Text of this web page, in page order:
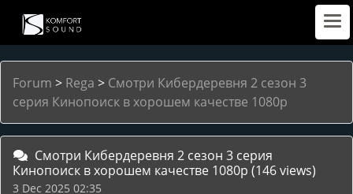
Forum > Rega > Смотри Кибердеревня 2 сезон 3
серия Кинопоиск в хорошем качестве 1080p
Смотри Кибердеревня 2 сезон 3 серия
Кинопоиск в хорошем качестве 1080p (146 views)
3 Dec 2025 02:35